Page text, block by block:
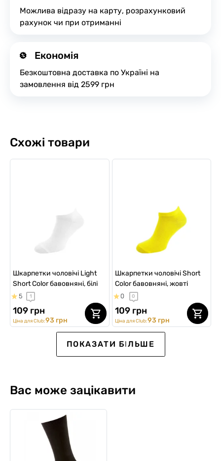
Можлива відразу на карту, розрахунковий
рахунок чи при отриманні
Економія
Безкоштовна доставка по Україні на
замовлення від 2599 грн
Схожі товари
Шкарпетки чоловічі Light
Short Color бавовняні, білі
5 1
109 грн
Ціна для Club:93 грн
Шкарпетки чоловічі Short
Color бавовняні, жовті
0 0
109 грн
Ціна для Club:93 грн
Шкарпетки чоловічі
компресійні Summer
Шкарпетки чоловічі
Demiseason Compression
Kids
Шкарпетки чоловічі Short
Color бавовняні, темно-
NEW Collection
ПОКАЗАТИ БІЛЬШЕ
Вас може зацікавити